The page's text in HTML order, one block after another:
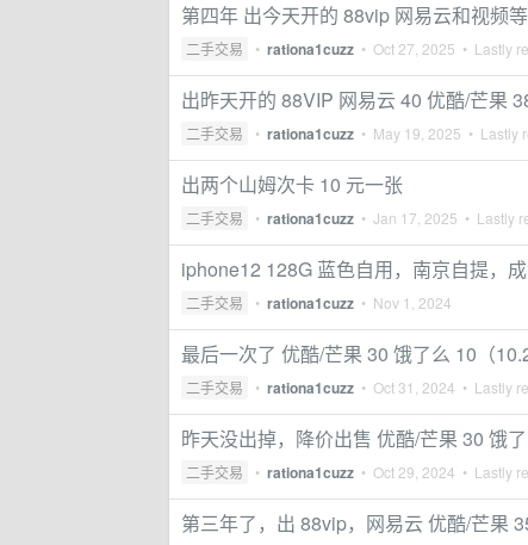
第四年 出今天开的 88vip 网易云和视频等
二手交易 • rationa1cuzz • Oct 27, 2025 • Lastly
出昨天开的 88VIP 网易云 40 优酷/芒果
二手交易 • rationa1cuzz • May 19, 2025 • Lastly
出两个山姆次卡 10 元一张
二手交易 • rationa1cuzz • Jan 17, 2025 • Lastly
iphone12 128G 蓝色自用，南京自提，
二手交易 • rationa1cuzz • Nov 1, 2024
最后一次了 优酷/芒果 30 饿了么 10（
二手交易 • rationa1cuzz • Oct 31, 2024 • Lastly
昨天没出掉，降价出售 优酷/芒果 30 饿了
二手交易 • rationa1cuzz • Oct 29, 2024 • Lastly
第三年了，出 88vip，网易云 优酷/芒果